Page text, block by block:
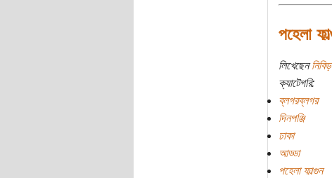
পহেলা
লিখেছেননিবিড়
ক্যাটেগরি:
ব্লগরব্লগর
দিনপঞ্জি
ঢাকা
আড্ডা
পহেলা ফাল্গুন